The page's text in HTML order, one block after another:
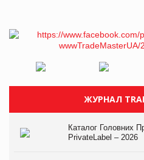
ЖУРНАЛ
Каталог Головних
PrivateLabel – 2026